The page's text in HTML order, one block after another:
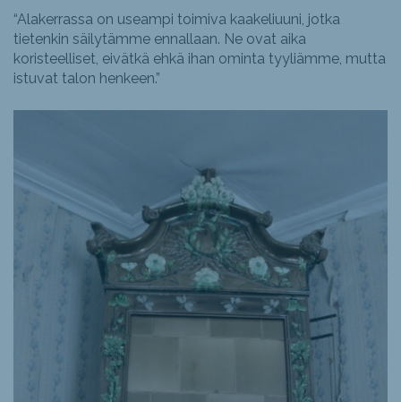
“Alakerrassa on useampi toimiva kaakeliuuni, jotka
tietenkin säilytämme ennallaan. Ne ovat aika
koristeelliset, eivätkä ehkä ihan ominta tyyliämme, mutta
istuvat talon henkeen.”